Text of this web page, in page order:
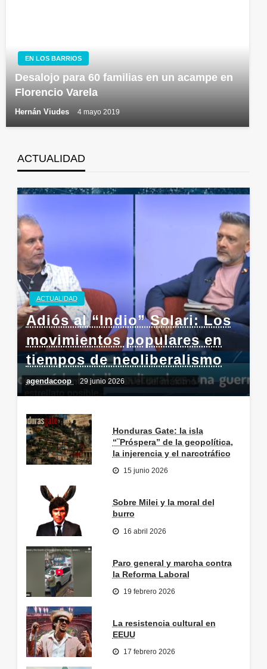
EN LOS BARRIOS
Desalojo para 60 familias en un acampe en
Florencio Varela
Hernán Viudes 4 mayo 2019
ACTUALIDAD
ACTUALIDAD
Adiós al “Indio” Solari: Los
movimientos populares en
tiempos de neoliberalismo
agendacoop 29 junio 2026
Honduras Gate: la isla
“¨Próspera” de la geopolítica,
la injerencia y el narcotráfico
15 junio 2026
Sobre Milei y la moral del
burro
16 abril 2026
Paro general y marcha contra
la Reforma Laboral
19 febrero 2026
La resistencia cultural en
EEUU
17 febrero 2026